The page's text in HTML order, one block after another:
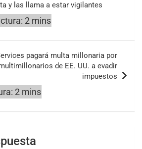
y las llama a estar vigilantes
pagará multa millonaria por
de EE. UU. a evadir
impuestos